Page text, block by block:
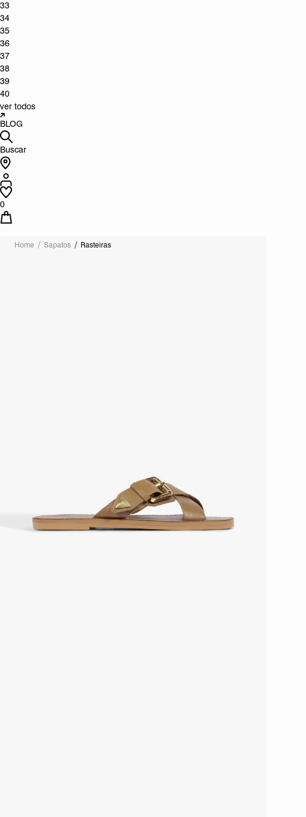
33
34
35
36
37
38
39
40
ver todos
BLOG
Buscar
0
Home Sapatos Rasteiras